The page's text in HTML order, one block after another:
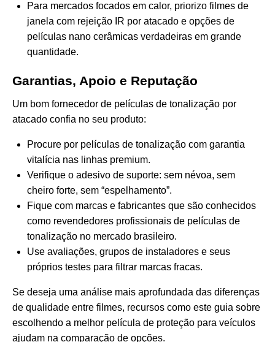
Para mercados focados em calor, priorizo filmes de
janela com rejeição IR por atacado e opções de
películas nano cerâmicas verdadeiras em grande
quantidade.
Garantias, Apoio e Reputação
Um bom fornecedor de películas de tonalização por
atacado confia no seu produto:
Procure por películas de tonalização com garantia
vitalícia nas linhas premium.
Verifique o adesivo de suporte: sem névoa, sem
cheiro forte, sem “espelhamento”.
Fique com marcas e fabricantes que são conhecidos
como revendedores profissionais de películas de
tonalização no mercado brasileiro.
Use avaliações, grupos de instaladores e seus
próprios testes para filtrar marcas fracas.
Se deseja uma análise mais aprofundada das diferenças
de qualidade entre filmes, recursos como este guia sobre
escolhendo a melhor película de proteção para veículos
ajudam na comparação de opções.